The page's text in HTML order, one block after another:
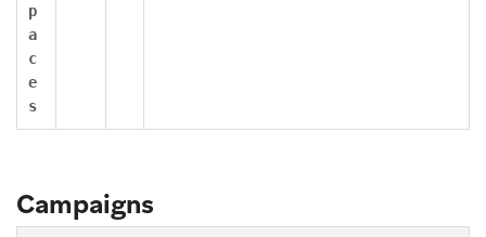
p
a
c
e
s
Campaigns